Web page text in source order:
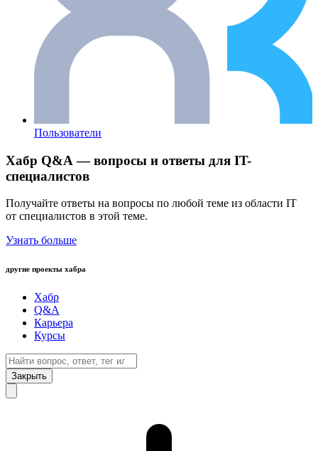
Пользователи
Хабр Q&A — вопросы и ответы для IT-
специалистов
Получайте ответы на вопросы по любой теме из области IT
от специалистов в этой теме.
Узнать больше
другие проекты хабра
Хабр
Q&A
Карьера
Курсы
Закрыть